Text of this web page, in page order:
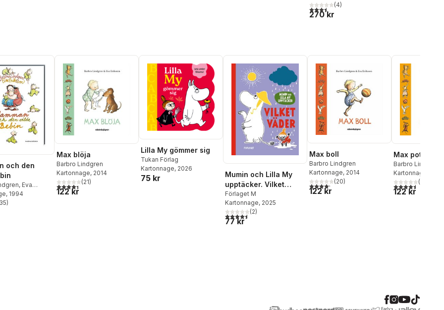
3,5utav 5 stjärnor. Totalt antal röster:
(4)
270 kr
och den
, Eva
, 1994
Totalt antal röster:
35)
Max blöja
Barbro Lindgren
Kartonnage, 2014
4,4utav 5 stjärnor. Totalt antal röster:
(21)
122 kr
Lilla My gömmer sig
Tukan Förlag
Kartonnage, 2026
75 kr
Mumin och Lilla My
upptäcker. Vilket
väder
Förlaget M
Kartonnage, 2025
4,5utav 5 stjärnor. Totalt antal röster:
(2)
77 kr
Max boll
Barbro Lindgren
Kartonnage, 2014
4,2utav 5 stjärnor. Totalt antal röster:
(20)
122 kr
Max potta
Barbro Lindgren
Kartonnage
4,5utav 5(
122 kr